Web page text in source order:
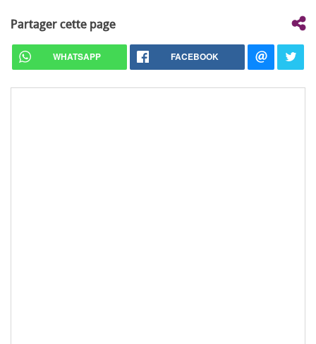
Partager cette page
WHATSAPP FACEBOOK